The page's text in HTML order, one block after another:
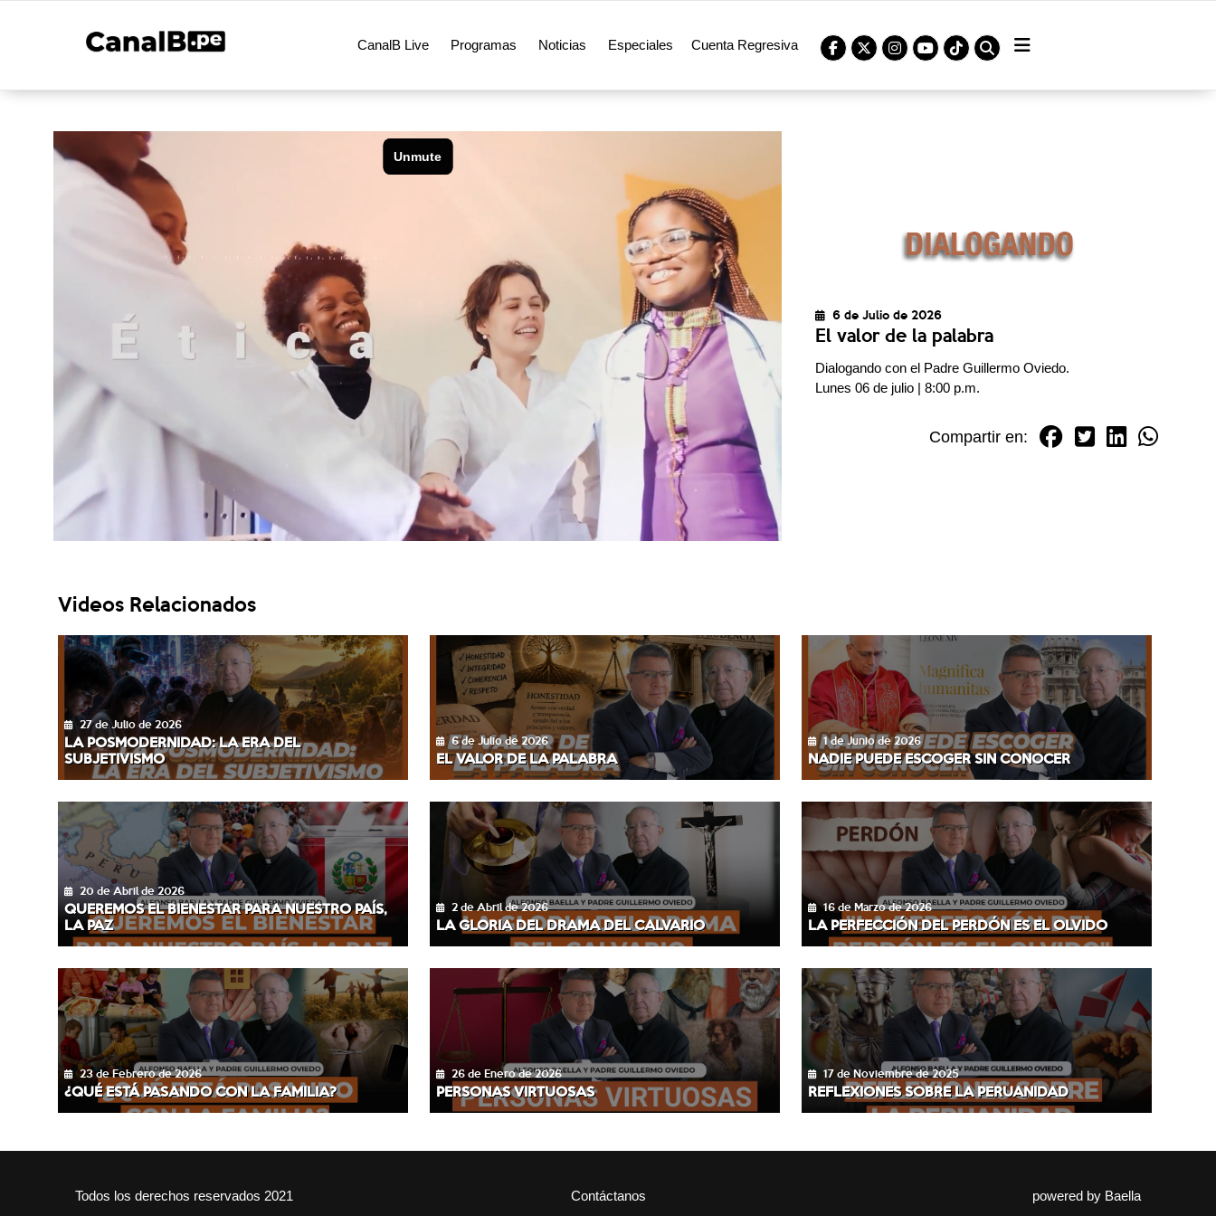
CanalB Live Programas Noticias Especiales Cuenta Regresiva
6 de Julio de 2026
El valor de la palabra
Dialogando con el Padre Guillermo Oviedo.
Lunes 06 de julio | 8:00 p.m.
Compartir en:
Videos Relacionados
27 de Julio de 2026
LA POSMODERNIDAD: LA ERA DEL
SUBJETIVISMO
6 de Julio de 2026
EL VALOR DE LA PALABRA
1 de Junio de 2026
NADIE PUEDE ESCOGER SIN CONOCER
20 de Abril de 2026
QUEREMOS EL BIENESTAR PARA NUESTRO PAÍS,
LA PAZ
2 de Abril de 2026
LA GLORIA DEL DRAMA DEL CALVARIO
16 de Marzo de 2026
LA PERFECCIÓN DEL PERDÓN ES EL OLVIDO
23 de Febrero de 2026
¿QUÉ ESTÁ PASANDO CON LA FAMILIA?
26 de Enero de 2026
PERSONAS VIRTUOSAS
17 de Noviembre de 2025
REFLEXIONES SOBRE LA PERUANIDAD
Todos los derechos reservados 2021 Contáctanos powered by Baella